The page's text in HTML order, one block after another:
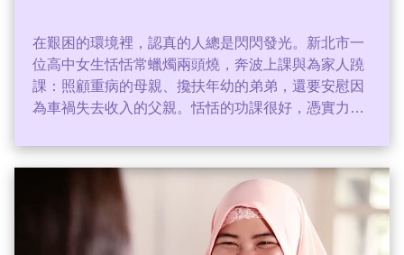
在艱困的環境裡，認真的人總是閃閃發光。新北市一
位高中女生恬恬常蠟燭兩頭燒，奔波上課與為家人蹺
課：照顧重病的母親、攙扶年幼的弟弟，還要安慰因
為車禍失去收入的父親。恬恬的功課很好，憑實力可
隨時守在家人身旁。這份孝心，讓恬恬榮獲 113年全
國孝行獎。